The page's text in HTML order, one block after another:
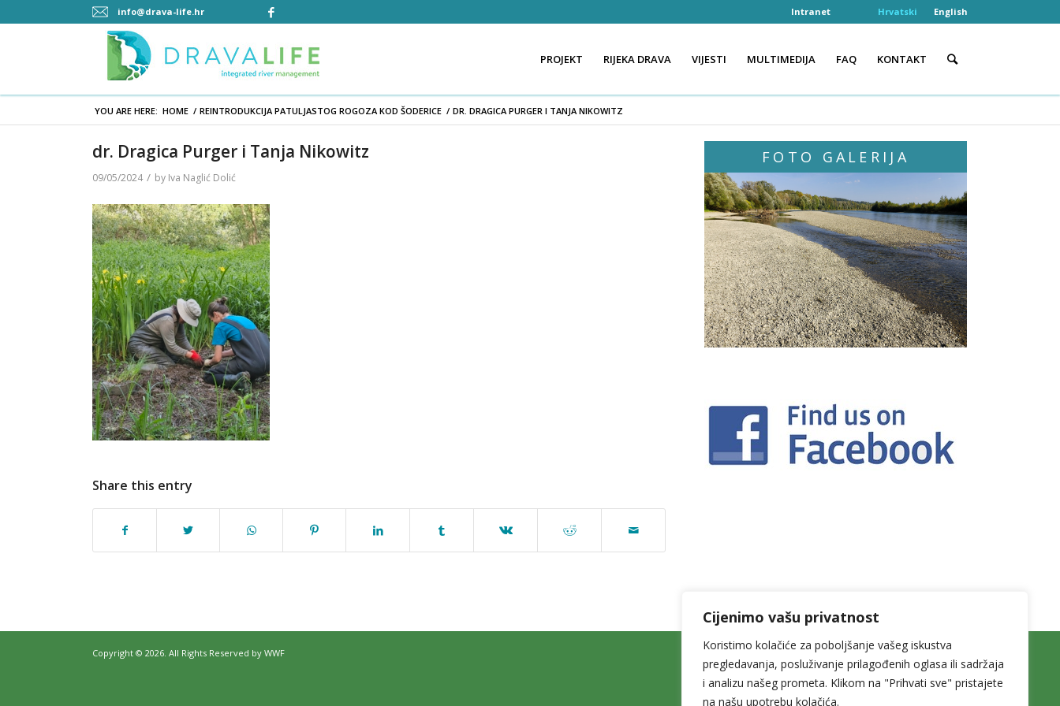
Cijenimo vašu privatnost
Koristimo kolačiće za poboljšanje vašeg iskustva
pregledavanja, posluživanje prilagođenih oglasa ili sadržaja
i analizu našeg prometa. Klikom na "Prihvati sve" pristajete
na našu upotrebu kolačića.
Hrvatski English
Intranet
info@drava-life.hr
PROJEKT RIJEKA DRAVA VIJESTI MULTIMEDIJA FAQ KONTAKT
YOU ARE HERE: HOME / REINTRODUKCIJA PATULJASTOG ROGOZA KOD ŠODERICE / DR. DRAGICA PURGER I TANJA NIKOWITZ
dr. Dragica Purger i Tanja Nikowitz
09/05/2024 / by Iva Naglić Dolić
Share this entry
FOTO GALERIJA
Copyright © 2026. All Rights Reserved by WWF Izjava o privatnosti